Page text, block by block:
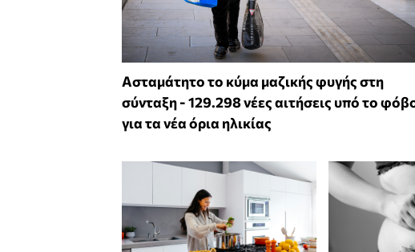
Ασταμάτητο το κύμα μαζικής φυγής στη
σύνταξη - 129.298 νέες αιτήσεις υπό το
για τα νέα όρια ηλικίας